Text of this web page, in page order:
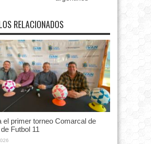
RELACIONADOS
el primer torneo Comarcal de
Futbol 11